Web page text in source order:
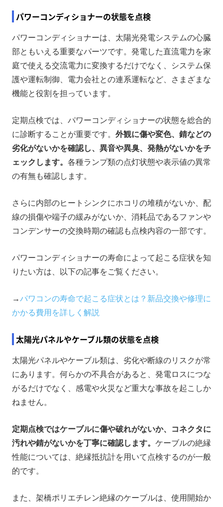
パワーコンディショナーの状態を点検
パワーコンディショナーは、太陽光発電システムの心臓
部ともいえる重要なパーツです。発電した直流電力を家
庭で使える交流電力に変換するだけでなく、システム保
護や運転制御、電力会社との連系運転など、さまざまな
機能と役割を担っています。
定期点検では、パワーコンディショナーの状態を総合的
に診断することが重要です。 外観に傷や変色、錆などの
劣化がないかを確認し、異音や異臭、発熱がないかをチ
ェックします。 各種ランプ類の点灯状態や表示値の異常
の有無も確認します。
さらに内部のヒートシンクにホコリの堆積がないか、配
線の損傷や端子の緩みがないか、消耗品であるファンや
コンデンサーの交換時期の確認も点検内容の一部です。
パワーコンディショナーの寿命によって起こる症状を知
りたい方は、以下の記事をご覧ください。
→パワコンの寿命で起こる症状とは？新品交換や修理に
かかる費用を詳しく解説
太陽光パネルやケーブル類の状態を点検
太陽光パネルやケーブル類は、劣化や断線のリスクが常
にあります。何らかの不具合があると、発電ロスにつな
がるだけでなく、感電や火災など重大な事故を起こしか
ねません。
定期点検ではケーブルに傷や破れがないか、コネクタに
汚れや錆がないかを丁寧に確認します。 ケーブルの絶縁
性能については、絶縁抵抗計を用いて点検するのが一般
的です。
また、架橋ポリエチレン絶縁のケーブルは、使用開始か